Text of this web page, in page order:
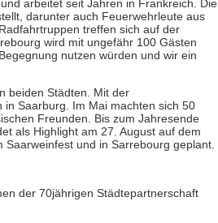
arbeitet seit Jahren in Frankreich. Die
darunter auch Feuerwehrleute aus
treffen sich auf der
wird mit ungefähr 100 Gästen
nutzen würden und wir ein
beiden Städten. Mit der
in Saarburg. Im Mai machten sich 50
Freunden. Bis zum Jahresende
als Highlight am 27. August auf dem
und in Sarrebourg geplant.
der 70jährigen Städtepartnerschaft